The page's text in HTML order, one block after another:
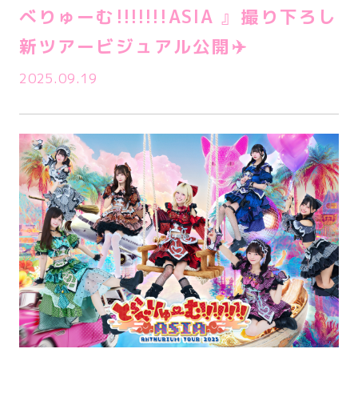
べりゅーむ!!!!!!!ASIA 』 撮り下ろし
新ツアービジュアル公開✈️
2025.09.19